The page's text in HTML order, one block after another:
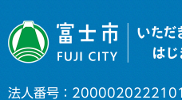
法人番号：2000020222101